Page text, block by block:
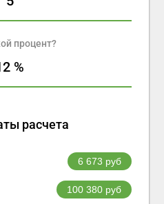
процент?
%
расчета
6 673 руб
100 380руб